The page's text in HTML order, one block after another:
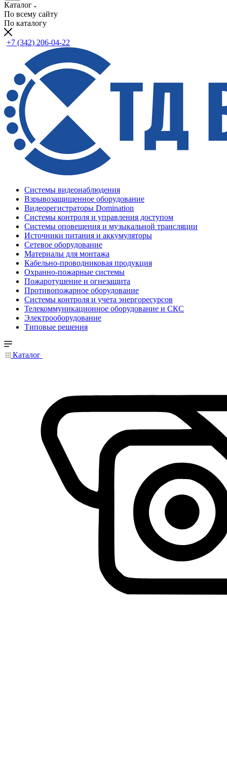
Каталог
По всему сайту
По каталогу
+7 (342) 206-04-22
Системы видеонаблюдения
Взрывозащищенное оборудование
Видеорегистраторы Domination
Системы контроля и управления доступом
Системы оповещения и музыкальной трансляции
Источники питания и аккумуляторы
Сетевое оборудование
Материалы для монтажа
Кабельно-проводниковая продукция
Охранно-пожарные системы
Пожаротушение и огнезащита
Противопожарное оборудование
Системы контроля и учета энергоресурсов
Телекоммуникационное оборудование и СКС
Электрооборудование
Типовые решения
Каталог